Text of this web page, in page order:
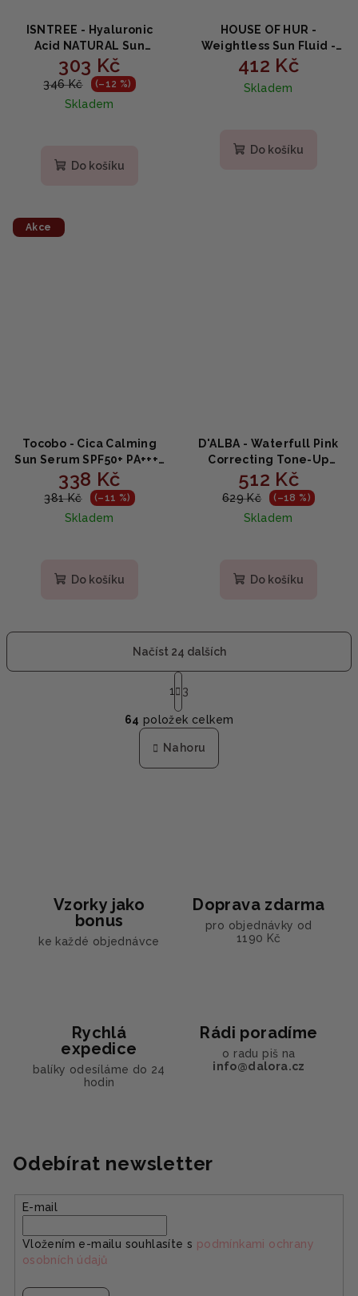
ISNTREE - Hyaluronic
Acid NATURAL Sun
Cream SPF50+ PA++++ -
Hydratační opalovací
krém s SPF 50+ 50ml
303 Kč
346 Kč (–12 %)
Skladem
Do košíku
HOUSE OF HUR -
Weightless Sun Fluid -
Lehký fluid s yuzu a
medem SPF 50+ PA++++ 50
ml
412 Kč
Skladem
Do košíku
Akce
Tocobo - Cica Calming
Sun Serum SPF50+ PA++++
- Zklidňující opalovací
krém s SPF 50+ 50 ml
338 Kč
381 Kč (–11 %)
Skladem
Do košíku
D'ALBA - Waterfull Pink
Correcting Tone-Up
Sunscreen - Rozjasňující
růžový tónovací
opalovací krém s
niacinamidem a
512 Kč
629 Kč (–18 %)
Skladem
Do košíku
O
v
l
á
Načíst 24 dalších
S
t
r
á
n
k
o
1 3
64 položek celkem
Nahoru
Vzorky jako
bonus
ke každé objednávce
Doprava zdarma
pro objednávky od
1190 Kč
Rychlá
expedice
balíky odesíláme do 24
hodin
Rádi poradíme
o radu piš na
info@dalora.cz
Odebírat newsletter
E-mail
Vložením e-mailu souhlasíte s podmínkami ochrany
osobních údajů